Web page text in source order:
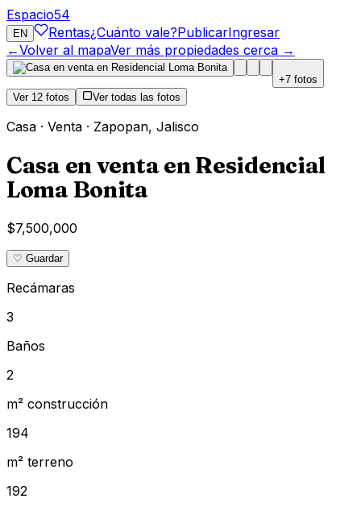
Espacio54
EN Rentas¿Cuánto vale?PublicarIngresar
←Volver al mapaVer más propiedades cerca →
+7 fotos
Ver 12 fotos Ver todas las fotos
Casa · Venta · Zapopan, Jalisco
Casa en venta en Residencial
Loma Bonita
$7,500,000
♡ Guardar
Recámaras
3
Baños
2
m² construcción
194
m² terreno
192